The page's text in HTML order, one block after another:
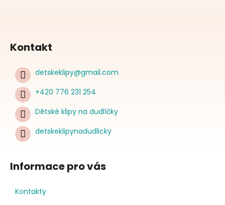
Kontakt
detskeklipy@gmail.com
+420 776 231 254
Dětské klipy na dudlíčky
detskeklipynadudlicky
Informace pro vás
Kontakty